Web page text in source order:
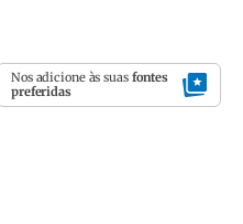
Nos adicione às suas fontes
preferidas